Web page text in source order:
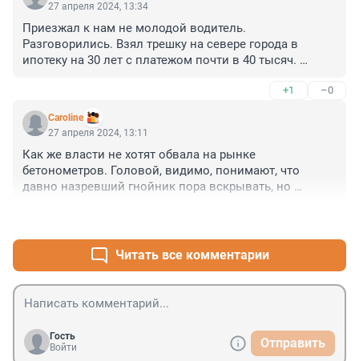
27 апреля 2024, 13:34
Приезжал к нам не молодой водитель.
Разговорились. Взял трешку на севере города в
ипотеку на 30 лет с платежом почти в 40 тысяч.
и пенсионный фонд... Сразу видно, только платить
начал, еще эмоции для шуток остались.
+1 –0
Caroline
27 апреля 2024, 13:11
Как же власти не хотят обвала на рынке
бетонометров. Головой, видимо, понимают, что
давно назревший гнойник пора вскрывать, но
раздача льгот семьям с детьми за счёт других слоёв
населения. И дальнейший рост цен на бетонометры.
Очень интересно на этом фоне смотрятся призывы
активнее плодиться. "Нарожай детей, чтобы у тебя не
было другого выхода, кроме как залезть в ипотечную
кабалу!" Ни для чего больше это не нужно. Заводы же
у нас продолжают сносить ради строительства на их
Читать все комментарии
Гость
Войти
Отправить